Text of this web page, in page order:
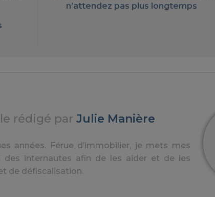
n’attendez pas plus longtemps
rédigé parJulie Manière
années. Férue d’immobilier, je mets mes
des internautes afin de les aider et de les
de défiscalisation.